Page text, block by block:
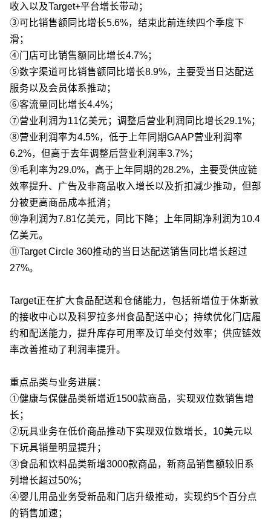
收入以及Target+平台增长带动；
③可比销售额同比增长5.6%，结束此前连续四个季度下
滑；
④门店可比销售额同比增长4.7%；
⑤数字渠道可比销售额同比增长8.9%，主要受当日达配送
服务以及会员体系推动；
⑥客流量同比增长4.4%；
⑦营业利润为11亿美元；调整后营业利润同比增长29.1%；
⑧营业利润率为4.5%，低于上年同期GAAP营业利润率
6.2%，但高于去年调整后营业利润率3.7%；
⑨毛利率为29.0%，高于上年同期的28.2%，主要受供应链
效率提升、广告及非商品收入增长以及折扣减少推动，但部
分被更高商品成本抵消；
⑩净利润为7.81亿美元，同比下降；上年同期净利润为10.4
亿美元。
⑪Target Circle 360推动的当日达配送销售同比增长超过
27%。
Target正在扩大食品配送和仓储能力，包括新增位于休斯敦
的接收中心以及科罗拉多州食品配送中心；持续优化门店履
约和配送能力，提升库存可用率及订单交付效率；供应链效
率改善推动了利润率提升。
重点品类与业务进展：
①健康与保健品类新增近1500款商品，实现双位数销售增
长；
②玩具业务在低价商品推动下实现双位数增长，10美元以
下玩具销量明显提升；
③食品和饮料品类新增3000款商品，新商品销售额较旧系
列增长超过50%；
④婴儿用品业务受新品和门店升级推动，实现约5个百分点
的销售加速；